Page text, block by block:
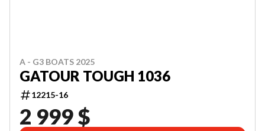
A - G3 BOATS 2025
GATOUR TOUGH 1036
12215-16
2 999 $